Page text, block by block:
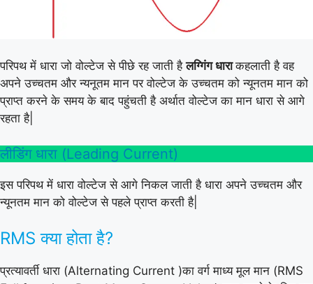
परिपथ में धारा जो वोल्टेज से पीछे रह जाती हैलग्गिंग धाराकहलाती है वह
अपने उच्चतम और न्यनूतम मान पर वोल्टेज के उच्चतम को न्यूनतम मान को
प्राप्त करने के समय के बाद पहुंचती है अर्थात वोल्टेज का मान धारा से आगे
रहता है|
लीडिंग धारा (Leading Current)
इस परिपथ में धारा वोल्टेज से आगे निकल जाती है धारा अपने उच्चतम और
न्यूनतम मान को वोल्टेज से पहले प्राप्त करती है|
RMS क्या होता है?
प्रत्यावर्ती धारा (Alternating Current )का वर्ग माध्य मूल मान (RMS